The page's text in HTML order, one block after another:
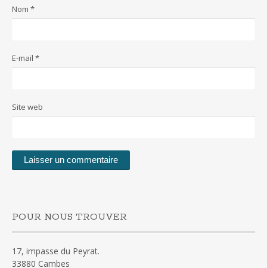
Nom *
E-mail *
Site web
POUR NOUS TROUVER
17, impasse du Peyrat.
33880 Cambes